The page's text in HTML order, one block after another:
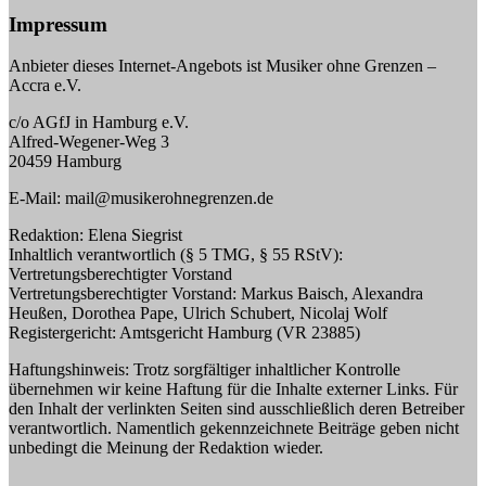
Impressum
Anbieter dieses Internet-Angebots ist Musiker ohne Grenzen –
Accra e.V.
c/o AGfJ in Hamburg e.V.
Alfred-Wegener-Weg 3
20459 Hamburg
E-Mail: mail@musikerohnegrenzen.de
Redaktion: Elena Siegrist
Inhaltlich verantwortlich (§ 5 TMG, § 55 RStV):
Vertretungsberechtigter Vorstand
Vertretungsberechtigter Vorstand: Markus Baisch, Alexandra
Heußen, Dorothea Pape, Ulrich Schubert, Nicolaj Wolf
Registergericht: Amtsgericht Hamburg (VR 23885)
Haftungshinweis: Trotz sorgfältiger inhaltlicher Kontrolle
übernehmen wir keine Haftung für die Inhalte externer Links. Für
den Inhalt der verlinkten Seiten sind ausschließlich deren Betreiber
verantwortlich. Namentlich gekennzeichnete Beiträge geben nicht
unbedingt die Meinung der Redaktion wieder.